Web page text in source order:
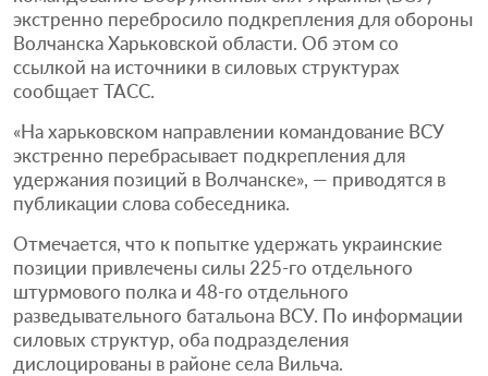
экстренно перебросило подкрепления для обороны
Волчанска Харьковской области. Об этом со
ссылкой на источники в силовых структурах
сообщает ТАСС.
«На харьковском направлении командование ВСУ
экстренно перебрасывает подкрепления для
удержания позиций в Волчанске», — приводятся в
публикации слова собеседника.
Отмечается, что к попытке удержать украинские
позиции привлечены силы 225-го отдельного
штурмового полка и 48-го отдельного
разведывательного батальона ВСУ. По информации
силовых структур, оба подразделения
дислоцированы в районе села Вильча.